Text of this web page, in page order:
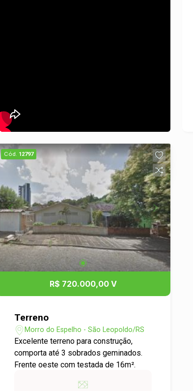
Cód. 12797
R$ 720.000,00 V
Terreno
Morro do Espelho - São Leopoldo/RS
Excelente terreno para construção,
comporta até 3 sobrados geminados.
Frente oeste com testada de 16m².